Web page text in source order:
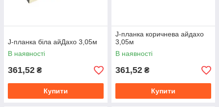
J-планка біла айДахо 3,05м
В наявності
361,52 ₴
Купити
J-планка коричнева айдахо
3,05м
В наявності
361,52 ₴
Купити